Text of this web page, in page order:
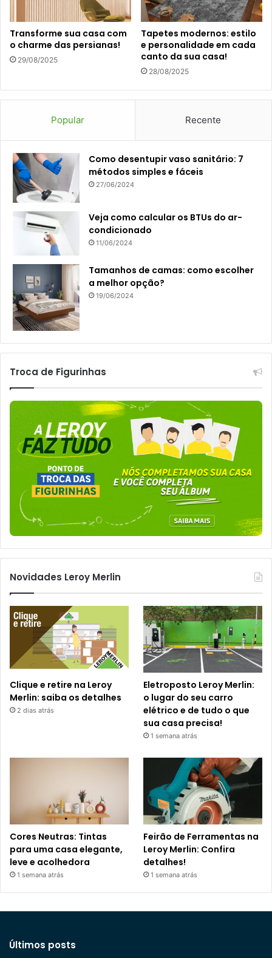
Transforme sua casa com
o charme das persianas!
29/08/2025
Tapetes modernos: estilo
e personalidade em cada
canto da sua casa!
28/08/2025
Popular Recente
Como desentupir vaso sanitário: 7
métodos simples e fáceis
27/06/2024
Veja como calcular os BTUs do ar-
condicionado
11/06/2024
Tamanhos de camas: como escolher
a melhor opção?
19/06/2024
Troca de Figurinhas
Novidades Leroy Merlin
Clique e retire na Leroy
Merlin: saiba os detalhes
2 dias atrás
Eletroposto Leroy Merlin:
o lugar do seu carro
elétrico e de tudo o que
sua casa precisa!
1 semana atrás
Cores Neutras: Tintas
para uma casa elegante,
leve e acolhedora
1 semana atrás
Feirão de Ferramentas na
Leroy Merlin: Confira
detalhes!
1 semana atrás
Últimos posts